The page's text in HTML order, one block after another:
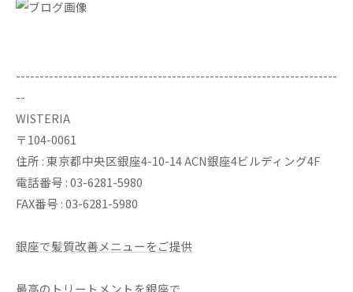
--------------------------------------------------------------------
--
WISTERIA
〒104-0061
住所 : 東京都中央区銀座4-10-14 ACN銀座4ビルディング4F
電話番号 : 03-6281-5980
FAX番号 : 03-6281-5980
銀座で髪質改善メニューをご提供
最高のトリートメントを銀座で